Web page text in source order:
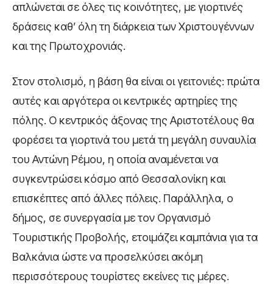
απλώνεται σε όλες τις κοινότητες, με γιορτινές
δράσεις καθ’ όλη τη διάρκεια των Χριστουγέννων
και της Πρωτοχρονιάς.
Στον στολισμό, η βάση θα είναι οι γειτονιές: πρώτα
αυτές και αργότερα οι κεντρικές αρτηρίες της
πόλης. Ο κεντρικός άξονας της Αριστοτέλους θα
φορέσει τα γιορτινά του μετά τη μεγάλη συναυλία
του Αντώνη Ρέμου, η οποία αναμένεται να
συγκεντρώσει κόσμο από Θεσσαλονίκη και
επισκέπτες από άλλες πόλεις. Παράλληλα, ο
δήμος, σε συνεργασία με τον Οργανισμό
Τουριστικής Προβολής, ετοιμάζει καμπάνια για τα
Βαλκάνια ώστε να προσελκύσει ακόμη
περισσότερους τουρίστες εκείνες τις μέρες.